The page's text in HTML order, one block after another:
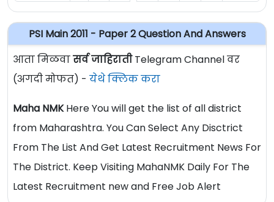
PSI Main 2011 - Paper 2 Question And Answers
आता मिळवासर्व जाहिरातीTelegram Channel वर
(अगदी मोफत) - येथे क्लिक करा
Maha NMKHere You will get the list of all district
from Maharashtra. You Can Select Any Disctrict
From The List And Get Latest Recruitment News For
The District. Keep Visiting MahaNMK Daily For The
Latest Recruitment new and Free Job Alert